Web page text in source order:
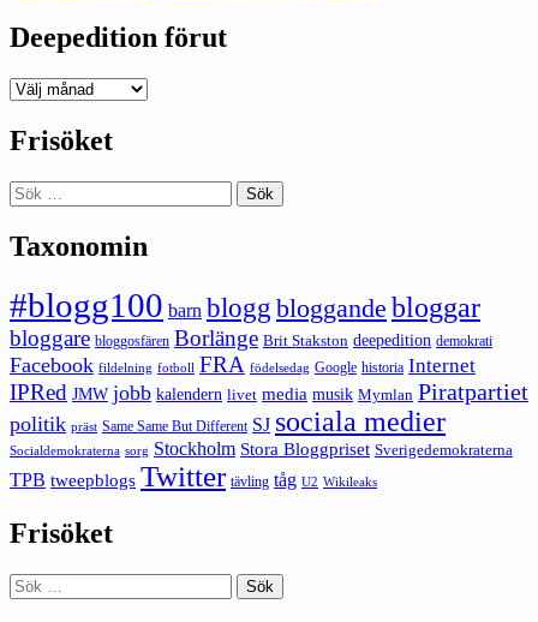
Deepedition förut
Deepedition
Frisöket
Sök
efter:
Taxonomin
#blogg100 barn blogg bloggande bloggar
bloggare bloggosfären Borlänge Brit Stakston deepedition demokrati
Facebook fildelning fotboll FRA födelsedag Google historia Internet
IPRed JMW jobb kalendern livet media musik Mymlan Piratpartiet
politik präst Same Same But Different SJ sociala medier
Socialdemokraterna sorg Stockholm Stora Bloggpriset Sverigedemokraterna
TPB tweepblogs Twitter tävling tåg U2 Wikileaks
Frisöket
Sök
efter: